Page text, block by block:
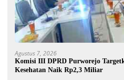
Agustus 7, 2026
Komisi III DPRD Purworejo
Kesehatan Naik Rp2,3 Miliar